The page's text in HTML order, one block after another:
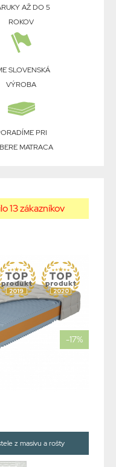
AŽ DO 5
ROKOV
SLOVENSKÁ
VÝROBA
PRI
MATRACA
13 zákazníkov
-17%
z masívu a rošty